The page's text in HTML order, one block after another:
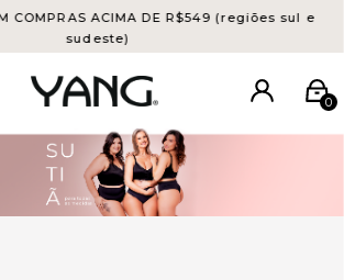
COMPRAS ACIMA DE R$549 (regiões sul e
sudeste)
0